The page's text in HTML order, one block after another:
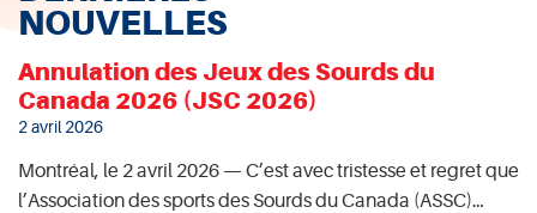
NOUVELLES
Annulation des Jeux des Sourds du
Canada 2026 (JSC 2026)
2 avril 2026
Montréal, le 2 avril 2026 — C’est avec tristesse et regret que
l’Association des sports des Sourds du Canada (ASSC)…